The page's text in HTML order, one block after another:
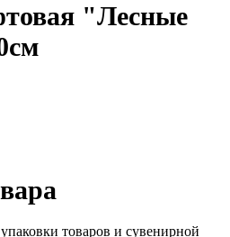
"Лесные
товаров и сувенирной